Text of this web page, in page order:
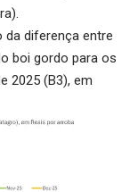
da diferença entre
boi gordo para os
2025 (B3), em